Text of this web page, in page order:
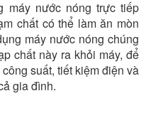
máy nước nóng trực tiếp
chất có thể làm ăn mòn
máy nước nóng chúng
chất này ra khỏi máy, để
suất, tiết kiệm điện và
gia đình.